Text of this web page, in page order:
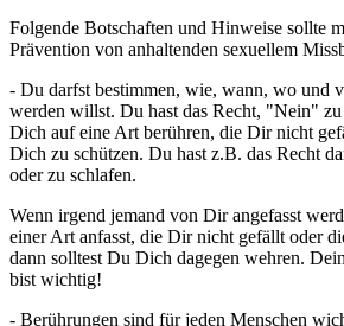
Folgende Botschaften und Hinweise sollte
Prävention von anhaltenden sexuellem
- Du darfst bestimmen, wie, wann, wo und
werden willst. Du hast das Recht, "Nein" zu
Dich auf eine Art berühren, die Dir nicht
Dich zu schützen. Du hast z.B. das Recht
oder zu schlafen.
Wenn irgend jemand von Dir angefasst
einer Art anfasst, die Dir nicht gefällt oder
dann solltest Du Dich dagegen wehren.
bist wichtig!
- Berührungen sind für jeden Menschen